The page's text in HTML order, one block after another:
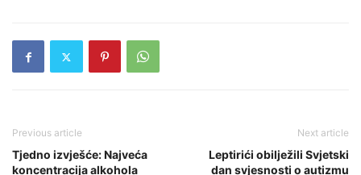
Previous article
Tjedno izvješće: Najveća
koncentracija alkohola
Next article
Leptirići obilježili Svjetski
dan svjesnosti o autizmu